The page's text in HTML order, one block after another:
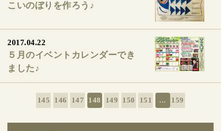
こいのぼりを作ろう♪
2017.04.22
５月のイベントカレンダーでき
ました♪
145 146 147 148 149 150 151 ... 159